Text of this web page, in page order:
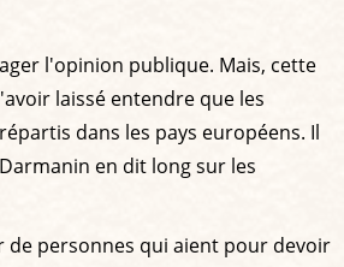
l'opinion publique. Mais, cette
laissé entendre que les
dans les pays européens. Il
en dit long sur les
de personnes qui aient pour devoir